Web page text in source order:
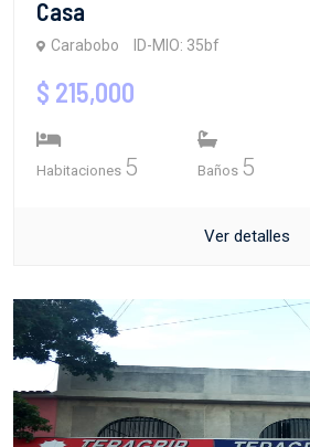
Casa
Carabobo ID-MIO: 35bf
$ 215,000
Habitaciones 5 Baños 5
Ver detalles